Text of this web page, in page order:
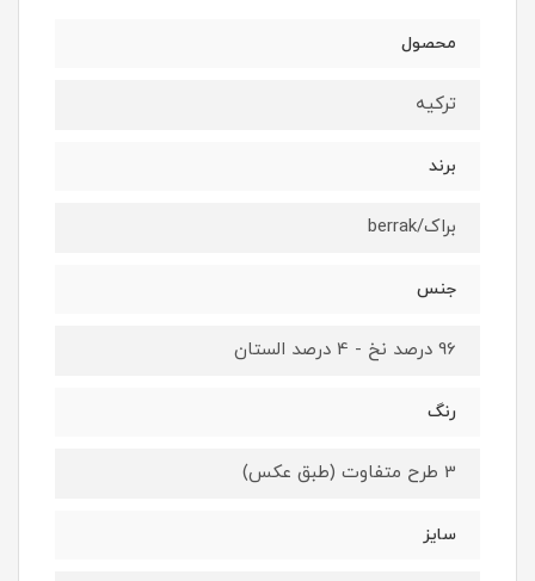
محصول
ترکیه
برند
براک/berrak
جنس
96 درصد نخ - 4 درصد الستان
رنگ
3 طرح متفاوت (طبق عکس)
سایز